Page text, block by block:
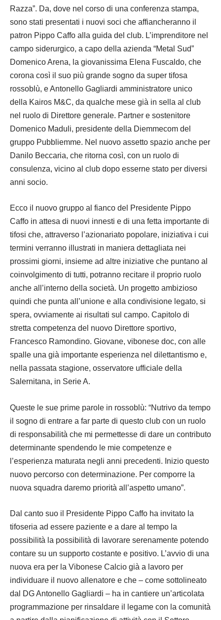
Razza”. Da, dove nel corso di una conferenza stampa,
sono stati presentati i nuovi soci che affiancheranno il
patron Pippo Caffo alla guida del club. L’imprenditore nel
campo siderurgico, a capo della azienda “Metal Sud”
Domenico Arena, la giovanissima Elena Fuscaldo, che
corona così il suo più grande sogno da super tifosa
rossoblù, e Antonello Gagliardi amministratore unico
della Kairos M&C, da qualche mese già in sella al club
nel ruolo di Direttore generale. Partner e sostenitore
Domenico Maduli, presidente della Diemmecom del
gruppo Pubbliemme. Nel nuovo assetto spazio anche per
Danilo Beccaria, che ritorna così, con un ruolo di
consulenza, vicino al club dopo esserne stato per diversi
anni socio.
Ecco il nuovo gruppo al fianco del Presidente Pippo
Caffo in attesa di nuovi innesti e di una fetta importante di
tifosi che, attraverso l’azionariato popolare, iniziativa i cui
termini verranno illustrati in maniera dettagliata nei
prossimi giorni, insieme ad altre iniziative che puntano al
coinvolgimento di tutti, potranno recitare il proprio ruolo
anche all’interno della società. Un progetto ambizioso
quindi che punta all’unione e alla condivisione legato, si
spera, ovviamente ai risultati sul campo. Capitolo di
stretta competenza del nuovo Direttore sportivo,
Francesco Ramondino. Giovane, vibonese doc, con alle
spalle una già importante esperienza nel dilettantismo e,
nella passata stagione, osservatore ufficiale della
Salernitana, in Serie A.
Queste le sue prime parole in rossoblù: “Nutrivo da tempo
il sogno di entrare a far parte di questo club con un ruolo
di responsabilità che mi permettesse di dare un contributo
determinante spendendo le mie competenze e
l’esperienza maturata negli anni precedenti. Inizio questo
nuovo percorso con determinazione. Per comporre la
nuova squadra daremo priorità all’aspetto umano”.
Dal canto suo il Presidente Pippo Caffo ha invitato la
tifoseria ad essere paziente e a dare al tempo la
possibilità la possibilità di lavorare serenamente potendo
contare su un supporto costante e positivo. L’avvio di una
nuova era per la Vibonese Calcio già a lavoro per
individuare il nuovo allenatore e che – come sottolineato
dal DG Antonello Gagliardi – ha in cantiere un’articolata
programmazione per rinsaldare il legame con la comunità